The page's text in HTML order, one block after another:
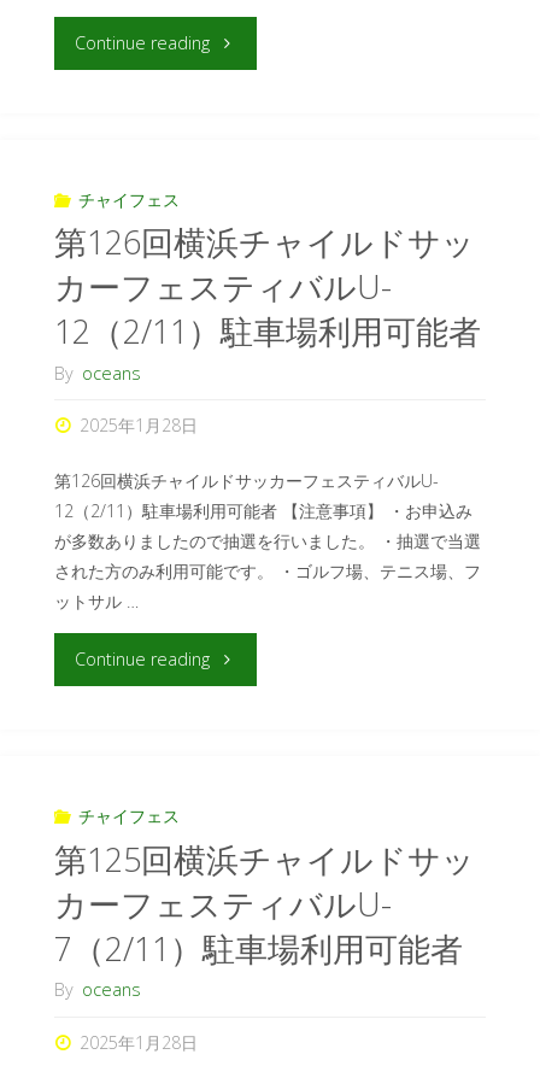
Continue reading
チャイフェス
第126回横浜チャイルドサッ
カーフェスティバルU-
12（2/11）駐車場利用可能者
By oceans
2025年1月28日
第126回横浜チャイルドサッカーフェスティバルU-
12（2/11）駐車場利用可能者 【注意事項】 ・お申込み
が多数ありましたので抽選を行いました。 ・抽選で当選
された方のみ利用可能です。 ・ゴルフ場、テニス場、フ
ットサル …
Continue reading
チャイフェス
第125回横浜チャイルドサッ
カーフェスティバルU-
7（2/11）駐車場利用可能者
By oceans
2025年1月28日